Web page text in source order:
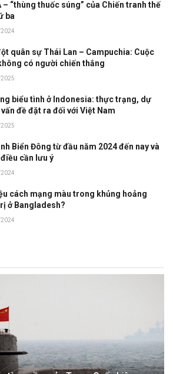
– “thùng thuốc súng” của Chiến tranh thế
ba
quân sự Thái Lan – Campuchia: Cuộc
có người chiến thắng
biểu tình ở Indonesia: thực trạng, dự
vấn đề đặt ra đối với Việt Nam
Biển Đông từ đầu năm 2024 đến nay và
cần lưu ý
cách mạng màu trong khủng hoảng
ở Bangladesh?